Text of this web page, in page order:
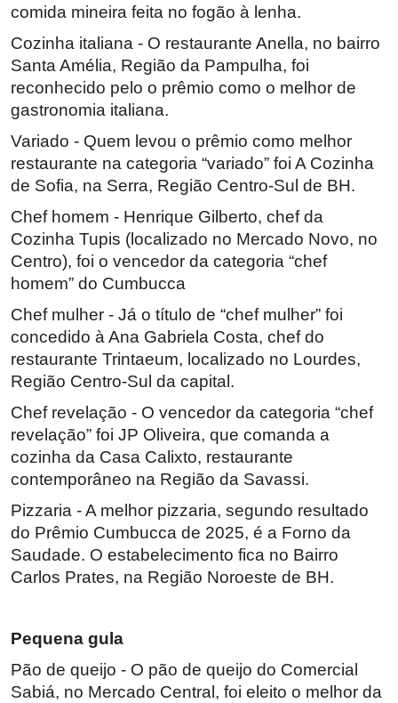
comida mineira feita no fogão à lenha.
Cozinha italiana - O restaurante Anella, no bairro
Santa Amélia, Região da Pampulha, foi
reconhecido pelo o prêmio como o melhor de
gastronomia italiana.
Variado - Quem levou o prêmio como melhor
restaurante na categoria “variado” foi A Cozinha
de Sofia, na Serra, Região Centro-Sul de BH.
Chef homem - Henrique Gilberto, chef da
Cozinha Tupis (localizado no Mercado Novo, no
Centro), foi o vencedor da categoria “chef
homem” do Cumbucca
Chef mulher - Já o título de “chef mulher” foi
concedido à Ana Gabriela Costa, chef do
restaurante Trintaeum, localizado no Lourdes,
Região Centro-Sul da capital.
Chef revelação - O vencedor da categoria “chef
revelação” foi JP Oliveira, que comanda a
cozinha da Casa Calixto, restaurante
contemporâneo na Região da Savassi.
Pizzaria - A melhor pizzaria, segundo resultado
do Prêmio Cumbucca de 2025, é a Forno da
Saudade. O estabelecimento fica no Bairro
Carlos Prates, na Região Noroeste de BH.
Pequena gula
Pão de queijo - O pão de queijo do Comercial
Sabiá, no Mercado Central, foi eleito o melhor da